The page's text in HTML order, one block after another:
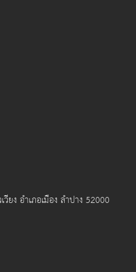
ง อำเภอเมือง ลำปาง 52000